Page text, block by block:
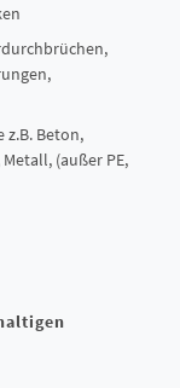
Beton,
(außer PE,